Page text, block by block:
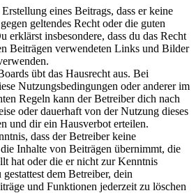
eines Beitrags, dass er keine
geltendes Recht oder die guten
erklärst insbesondere, dass du das Recht
Beiträgen verwendeten Links und Bilder
übt das Hausrecht aus. Bei
Nutzungsbedingungen oder anderer im
Regeln kann der Betreiber dich nach
oder dauerhaft von der Nutzung dieses
und dir ein Hausverbot erteilen.
dass der Betreiber keine
Inhalte von Beiträgen übernimmt, die
hat oder die er nicht zur Kenntnis
dem Betreiber, dein
und Funktionen jederzeit zu löschen